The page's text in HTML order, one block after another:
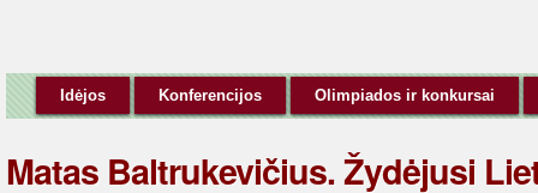
Idėjos Konferencijos Olimpiados ir konkursai
Matas Baltrukevičius. Žydėjusi